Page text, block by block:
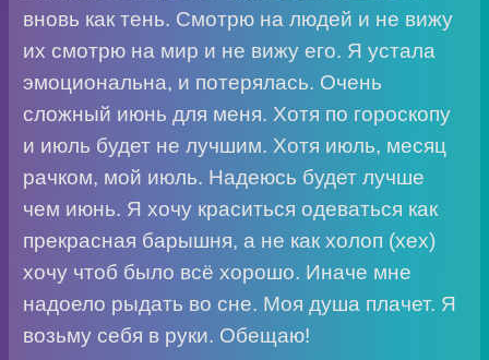
вновь как тень. Смотрю на людей и не вижу
их смотрю на мир и не вижу его. Я устала
эмоциональна, и потерялась. Очень
сложный июнь для меня. Хотя по гороскопу
и июль будет не лучшим. Хотя июль, месяц
рачком, мой июль. Надеюсь будет лучше
чем июнь. Я хочу краситься одеваться как
прекрасная барышня, а не как холоп (хех)
хочу чтоб было всё хорошо. Иначе мне
надоело рыдать во сне. Моя душа плачет. Я
возьму себя в руки. Обещаю!